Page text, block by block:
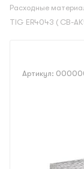
Расходные
TIG ER4043 ( СВ-
Артикул: